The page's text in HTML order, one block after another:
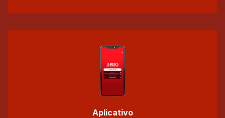
Aplicativo